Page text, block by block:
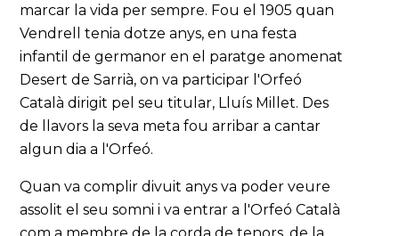
marcar la vida per sempre. Fou el 1905 quan
Vendrell tenia dotze anys, en una festa
infantil de germanor en el paratge anomenat
Desert de Sarrià, on va participar l'Orfeó
Català dirigit pel seu titular, Lluís Millet. Des
de llavors la seva meta fou arribar a cantar
algun dia a l'Orfeó.
Quan va complir divuit anys va poder veure
assolit el seu somni i va entrar a l'Orfeó Català